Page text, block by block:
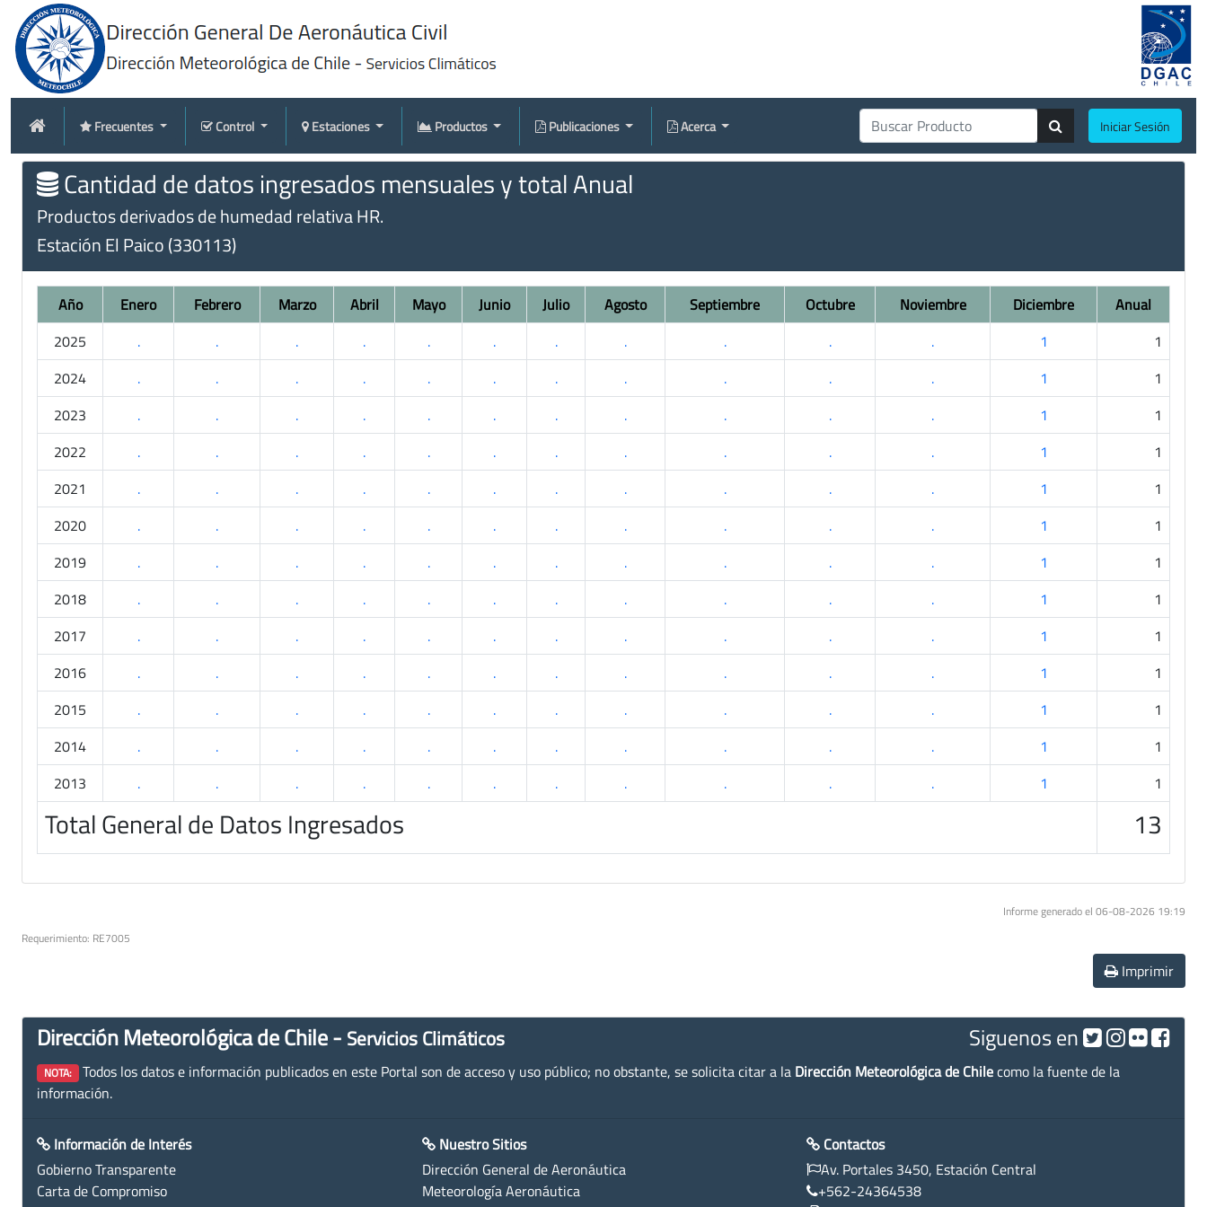
Frecuentes Control Estaciones Productos Publicaciones Acerca Iniciar Sesión
Cantidad de datos ingresados mensuales y total Anual
Productos derivados de humedad relativa HR.
Estación El Paico (330113)
Año Enero Febrero Marzo Abril Mayo Junio Julio Agosto Septiembre Octubre Noviembre Diciembre
Anual
2025
. . . . . . . . . . . 1
1
2024
. . . . . . . . . . . 1
1
2023
. . . . . . . . . . . 1
1
2022
. . . . . . . . . . . 1
1
2021
. . . . . . . . . . . 1
1
2020
. . . . . . . . . . . 1
1
2019
. . . . . . . . . . . 1
1
2018
. . . . . . . . . . . 1
1
2017
. . . . . . . . . . . 1
1
2016
. . . . . . . . . . . 1
1
2015
. . . . . . . . . . . 1
1
2014
. . . . . . . . . . . 1
1
2013
. . . . . . . . . . . 1 1
Total General de Datos Ingresados 13
Informe generado el 06-08-2026 19:19
Requerimiento: RE7005
Imprimir
Dirección Meteorológica de Chile - Servicios Climáticos Siguenos en
NOTA: Todos los datos e información publicados en este Portal son de acceso y uso público; no obstante, se solicita citar a la Dirección Meteorológica de Chilecomo la fuente de la
información.
Información de Interés
Gobierno Transparente
Carta de Compromiso
Nuestro Sitios
Dirección General de Aeronáutica
Meteorología Aeronáutica
Contactos
Av. Portales 3450, Estación Central
+562-24364538